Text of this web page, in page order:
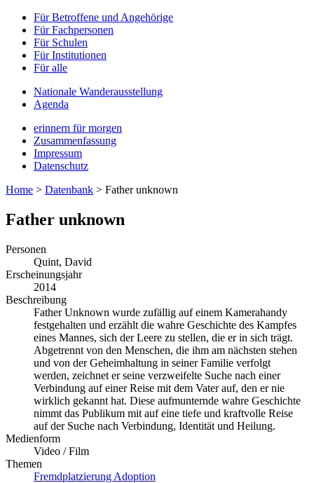
Für Betroffene und Angehörige
Für Fachpersonen
Für Schulen
Für Institutionen
Für alle
Nationale Wanderausstellung
Agenda
erinnern für morgen
Zusammenfassung
Impressum
Datenschutz
Home > Datenbank > Father unknown
Father unknown
Personen
Quint, David
Erscheinungsjahr
2014
Beschreibung
Father Unknown wurde zufällig auf einem Kamerahandy
festgehalten und erzählt die wahre Geschichte des Kampfes
eines Mannes, sich der Leere zu stellen, die er in sich trägt.
Abgetrennt von den Menschen, die ihm am nächsten stehen
und von der Geheimhaltung in seiner Familie verfolgt
werden, zeichnet er seine verzweifelte Suche nach einer
Verbindung auf einer Reise mit dem Vater auf, den er nie
wirklich gekannt hat. Diese aufmunternde wahre Geschichte
nimmt das Publikum mit auf eine tiefe und kraftvolle Reise
auf der Suche nach Verbindung, Identität und Heilung.
Medienform
Video / Film
Themen
Fremdplatzierung Adoption